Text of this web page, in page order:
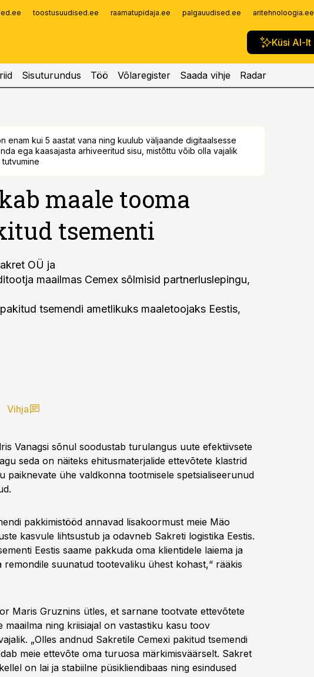
toostusuudised.ee raamatupidaja.ee palgauudised.ee aritehnoloogia.ee
Küsi AI-lt
Sisuturundus Töö Võlaregister Saada vihje Radar
enam kui 5 aastat vana ning kuulub väljaande digitaalsesse
ega kaasajasta arhiveeritud sisu, mistõttu võib olla vajalik
maale tooma
tsementi
OÜ ja
maailmas Cemex sõlmisid partnerluslepingu,
tsemendi ametlikuks maaletoojaks Eestis,
Vihja
Vanagsi sõnul soodustab turulangus uute efektiivsete
seda on näiteks ehitusmaterjalide ettevõtete klastrid
paiknevate ühe valdkonna tootmisele spetsialiseerunud
pakkimistööd annavad lisakoormust meie Mäo
kasvule lihtsustub ja odavneb Sakreti logistika Eestis.
Eestis saame pakkuda oma klientidele laiema ja
suunatud tootevaliku ühest kohast,“ rääkis
Maris Gruznins ütles, et sarnane tootvate ettevõtete
ning kriisiajal on vastastiku kasu toov
„Olles andnud Sakretile Cemexi pakitud tsemendi
meie ettevõte oma turuosa märkimisväärselt. Sakret
on lai ja stabiilne püsikliendibaas ning esindused